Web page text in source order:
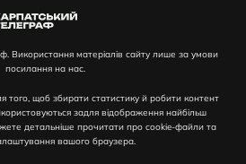
a
r
a
m
u
e
a
-
p
l
a
Використання матеріалів сайту лише за умови
посилання на нас.
того, щоб збирати статистику й робити контент
задля відображення найбільш
детальніше прочитати про cookie-файли та
вашого браузера.